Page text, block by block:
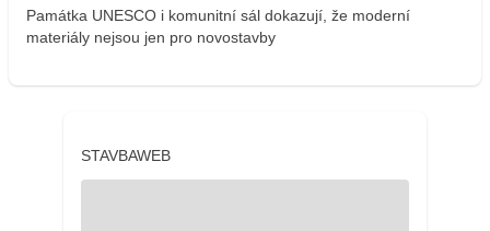
Památka UNESCO i komunitní sál dokazují, že moderní
materiály nejsou jen pro novostavby
STAVBAWEB